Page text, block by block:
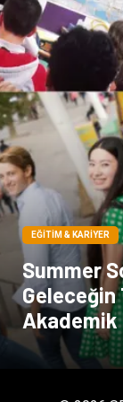
EĞITIM & KARIYER
Summer
Geleceğin
Akademik